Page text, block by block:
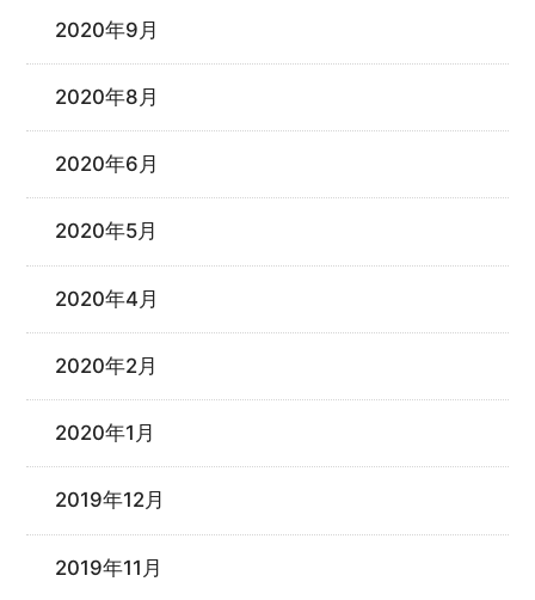
2020年9月
2020年8月
2020年6月
2020年5月
2020年4月
2020年2月
2020年1月
2019年12月
2019年11月